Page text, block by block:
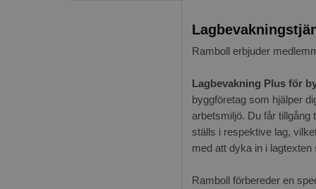
Ramboll erbjuder
Lagbevakning Plus för
byggföretag som hjälper
arbetsmiljö. Du får
ställs i respektive lag,
med att dyka in i lagtexten
Ramboll förbereder en